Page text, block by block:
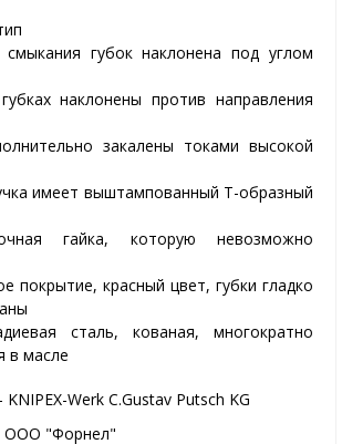
смыкания губок наклонена под углом
наклонены против направления
закалены токами высокой
имеет выштампованный Т-образный
гайка, которую невозможно
покрытие, красный цвет, губки гладко
сталь, кованая, многократно
в масле
Werk C.Gustav Putsch KG
ООО "Форнел"